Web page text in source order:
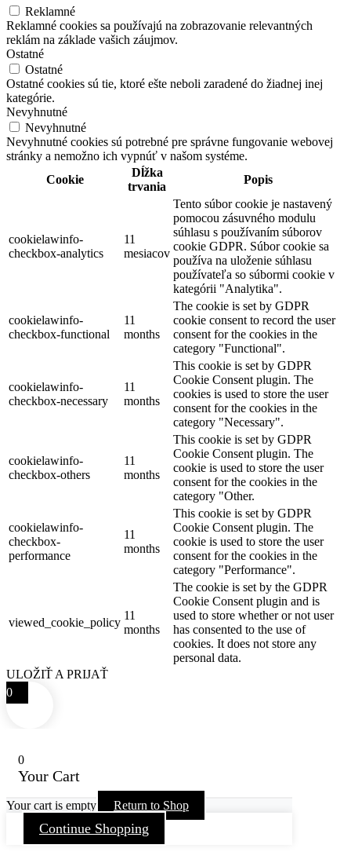
Reklamné
Reklamné cookies sa používajú na zobrazovanie relevantných
reklám na základe vašich záujmov.
Ostatné
Ostatné
Ostatné cookies sú tie, ktoré ešte neboli zaradené do žiadnej inej
kategórie.
Nevyhnutné
Nevyhnutné
Nevyhnutné cookies sú potrebné pre správne fungovanie webovej
stránky a nemožno ich vypnúť v našom systéme.
Cookie
Dĺžka
trvania
Popis
cookielawinfo-
checkbox-analytics
11
mesiacov
Tento súbor cookie je nastavený
pomocou zásuvného modulu
súhlasu s používaním súborov
cookie GDPR. Súbor cookie sa
používa na uloženie súhlasu
používateľa so súbormi cookie v
kategórii "Analytika".
cookielawinfo-
checkbox-functional
11
months
The cookie is set by GDPR
cookie consent to record the user
consent for the cookies in the
category "Functional".
cookielawinfo-
checkbox-necessary
11
months
This cookie is set by GDPR
Cookie Consent plugin. The
cookies is used to store the user
consent for the cookies in the
category "Necessary".
cookielawinfo-
checkbox-others
11
months
This cookie is set by GDPR
Cookie Consent plugin. The
cookie is used to store the user
consent for the cookies in the
category "Other.
cookielawinfo-
checkbox-
performance
11
months
This cookie is set by GDPR
Cookie Consent plugin. The
cookie is used to store the user
consent for the cookies in the
category "Performance".
viewed_cookie_policy
11
months
The cookie is set by the GDPR
Cookie Consent plugin and is
used to store whether or not user
has consented to the use of
cookies. It does not store any
personal data.
ULOŽIŤ A PRIJAŤ
0
0
Your Cart
Your cart is empty Return to Shop
Continue Shopping